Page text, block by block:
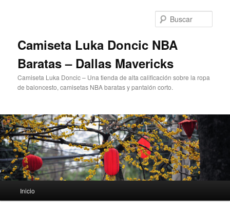
Camiseta Luka Doncic NBA
Baratas – Dallas Mavericks
Camiseta Luka Doncic – Una tienda de alta calificación sobre la ropa
de baloncesto, camisetas NBA baratas y pantalón corto.
principal
Inicio